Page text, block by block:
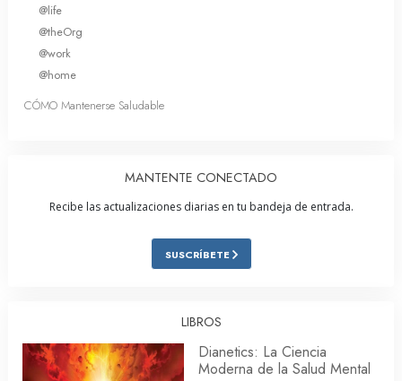
@life
@theOrg
@work
@home
CÓMO Mantenerse Saludable
MANTENTE CONECTADO
Recibe las actualizaciones diarias en tu bandeja de entrada.
SUSCRÍBETE
LIBROS
Dianetics: La Ciencia
Moderna de la Salud Mental